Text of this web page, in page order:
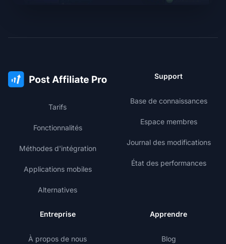
Tarifs
Fonctionnalités
Méthodes d'intégration
Applications mobiles
Alternatives
Support
Base de connaissances
Espace membres
Journal des modifications
État des performances
Entreprise
À propos de nous
Apprendre
Blog